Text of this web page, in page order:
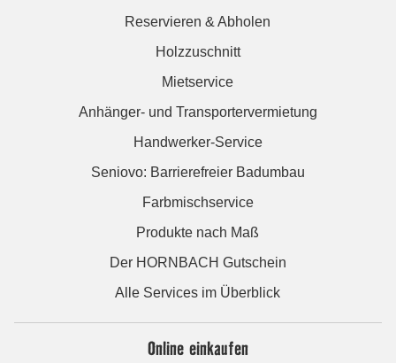
Reservieren & Abholen
Holzzuschnitt
Mietservice
Anhänger- und Transportervermietung
Handwerker-Service
Seniovo: Barrierefreier Badumbau
Farbmischservice
Produkte nach Maß
Der HORNBACH Gutschein
Alle Services im Überblick
Online einkaufen